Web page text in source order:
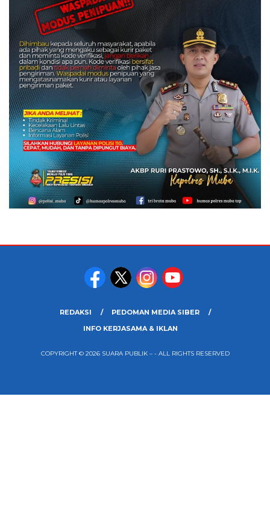
REDAKSI
PEDOMAN MEDIA SIBER
INFO KERJASAMA & IKLAN
COPYRIGHT © 2026 SUARA PUBLIK – - ALL RIGHTS RESERVED